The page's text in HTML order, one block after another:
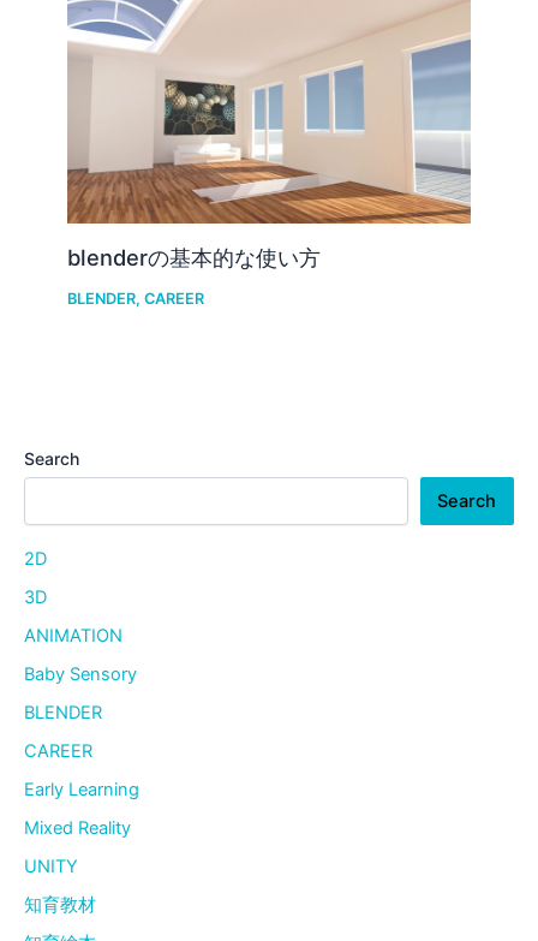
blenderの基本的な使い方
BLENDER,CAREER
Search
Search
2D
3D
ANIMATION
Baby Sensory
BLENDER
CAREER
Early Learning
Mixed Reality
UNITY
知育教材